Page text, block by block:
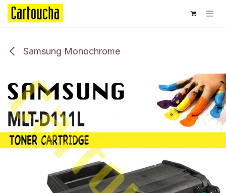
Se rendre au contenu
Samsung Monochrome